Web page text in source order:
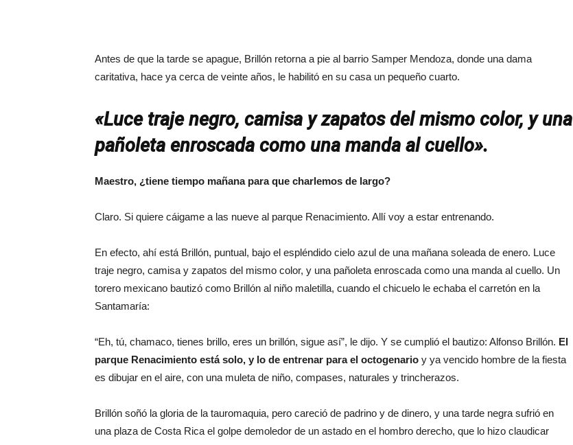
Antes de que la tarde se apague, Brillón retorna a pie al barrio Samper Mendoza, donde una dama
caritativa, hace ya cerca de veinte años, le habilitó en su casa un pequeño cuarto.
«Luce traje negro, camisa y zapatos del mismo color, y una
pañoleta enroscada como una manda al cuello».
Maestro, ¿tiene tiempo mañana para que charlemos de largo?
Claro. Si quiere cáigame a las nueve al parque Renacimiento. Allí voy a estar entrenando.
En efecto, ahí está Brillón, puntual, bajo el espléndido cielo azul de una mañana soleada de enero. Luce
traje negro, camisa y zapatos del mismo color, y una pañoleta enroscada como una manda al cuello. Un
torero mexicano bautizó como Brillón al niño maletilla, cuando el chicuelo le echaba el carretón en la
Santamaría:
“Eh, tú, chamaco, tienes brillo, eres un brillón, sigue así”, le dijo. Y se cumplió el bautizo: Alfonso Brillón. El
parque Renacimiento está solo, y lo de entrenar para el octogenario y ya vencido hombre de la fiesta
es dibujar en el aire, con una muleta de niño, compases, naturales y trincherazos.
Brillón soñó la gloria de la tauromaquia, pero careció de padrino y de dinero, y una tarde negra sufrió en
una plaza de Costa Rica el golpe demoledor de un astado en el hombro derecho, que lo hizo claudicar